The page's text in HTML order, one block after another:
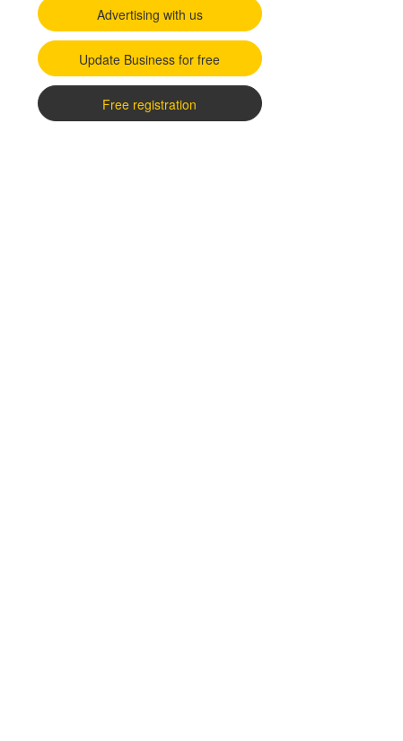
Advertising with us
Update Business for free
Free registration